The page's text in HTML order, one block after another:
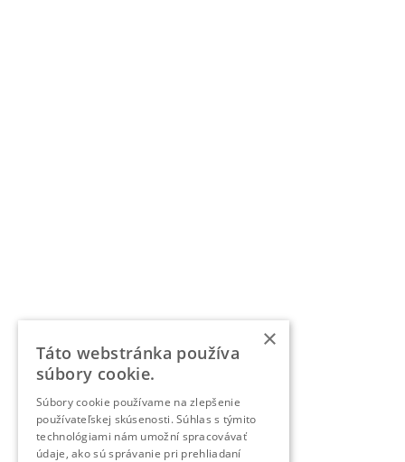
×
Táto webstránka používa
súbory cookie.
Súbory cookie používame na zlepšenie
používateľskej skúsenosti. Súhlas s týmito
technológiami nám umožní spracovávať
údaje, ako sú správanie pri prehliadaní